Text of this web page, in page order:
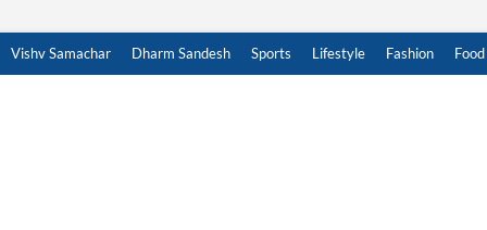
Vishv Samachar Dharm Sandesh Sports Lifestyle Fashion Food